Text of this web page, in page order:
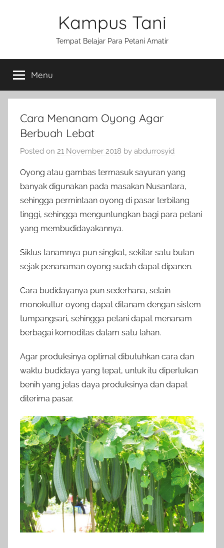
Kampus Tani
Tempat Belajar Para Petani Amatir
Menu
Cara Menanam Oyong Agar
Berbuah Lebat
Posted on 21 November 2018 by abdurrosyid
Oyong atau gambas termasuk sayuran yang
banyak digunakan pada masakan Nusantara,
sehingga permintaan oyong di pasar terbilang
tinggi, sehingga menguntungkan bagi para petani
yang membudidayakannya.
Siklus tanamnya pun singkat, sekitar satu bulan
sejak penanaman oyong sudah dapat dipanen.
Cara budidayanya pun sederhana, selain
monokultur oyong dapat ditanam dengan sistem
tumpangsari, sehingga petani dapat menanam
berbagai komoditas dalam satu lahan.
Agar produksinya optimal dibutuhkan cara dan
waktu budidaya yang tepat, untuk itu diperlukan
benih yang jelas daya produksinya dan dapat
diterima pasar.